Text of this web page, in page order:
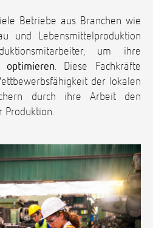
Betriebe aus Branchen wie
und Lebensmittelproduktion
um ihre
optimieren. Diese Fachkräfte
der lokalen
durch ihre Arbeit den
Produktion.